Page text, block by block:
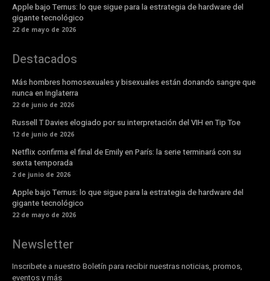
Apple bajo Ternus: lo que sigue para la estrategia de hardware del
gigante tecnológico
22 de mayo de 2026
Destacados
Más hombres homosexuales y bisexuales están donando sangre que
nunca en Inglaterra
22 de junio de 2026
Russell T Davies elogiado por su interpretación del VIH en Tip Toe
12 de junio de 2026
Netflix confirma el final de Emily en París: la serie terminará con su
sexta temporada
2 de junio de 2026
Apple bajo Ternus: lo que sigue para la estrategia de hardware del
gigante tecnológico
22 de mayo de 2026
Newsletter
Inscribete a nuestro Boletín para recibir nuestras noticias, promos,
eventos y más